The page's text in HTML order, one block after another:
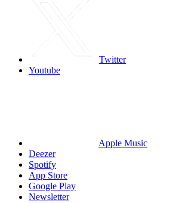
Twitter
Youtube
Apple Music
Deezer
Spotify
App Store
Google Play
Newsletter